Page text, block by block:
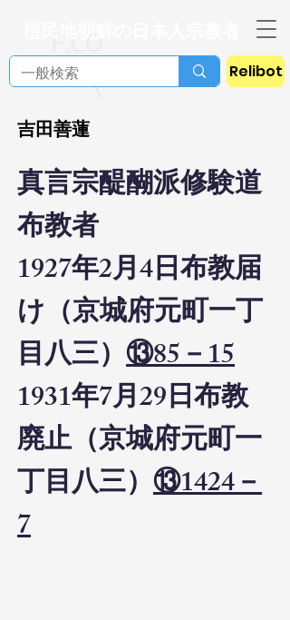
Relibot
吉田善蓮
真言宗醍醐派修験道
布教者
1927年2月4日布教届
け（京城府元町一丁
目八三） ⑬85－15
1931年7月29日布教
廃止（京城府元町一
丁目八三） ⑬1424－
7